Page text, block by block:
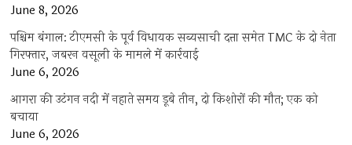
June 8, 2026
पश्चिम बंगाल: टीएमसी के पूर्व विधायक सब्यसाची दत्ता समेत TMC के दो नेता
गिरफ्तार, जबरन वसूली के मामले में कार्रवाई
June 6, 2026
आगरा की उटंगन नदी में नहाते समय डूबे तीन, दो किशोरों की मौत; एक को
बचाया
June 6, 2026